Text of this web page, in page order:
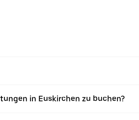
in Euskirchen zu buchen?